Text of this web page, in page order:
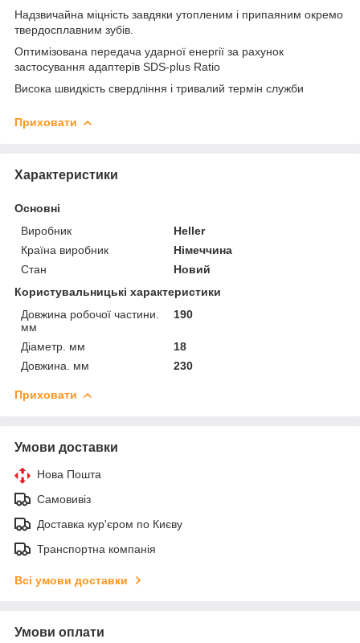
Надзвичайна міцність завдяки утопленим і припаяним окремо
твердосплавним зубів.
Оптимізована передача ударної енергії за рахунок
застосування адаптерів SDS-plus Ratio
Висока швидкість свердління і тривалий термін служби
Приховати
Характеристики
Основні
Виробник
Heller
Країна виробник
Німеччина
Стан
Новий
Користувальницькі характеристики
Довжина робочої частини.
мм
190
Діаметр. мм
18
Довжина. мм
230
Приховати
Умови доставки
Нова Пошта
Самовивіз
Доставка кур'єром по Києву
Транспортна компанія
Всі умови доставки
Умови оплати